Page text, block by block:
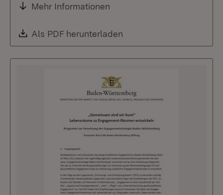
Mehr Informationen
Download:
Als PDF herunterladen